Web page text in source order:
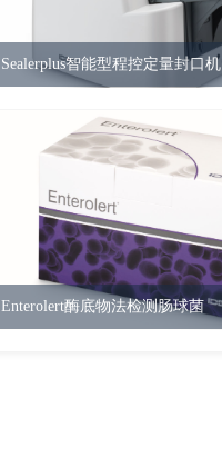
Sealerplus智能型程控定量封口机
Enterolert酶底物法检测肠球菌